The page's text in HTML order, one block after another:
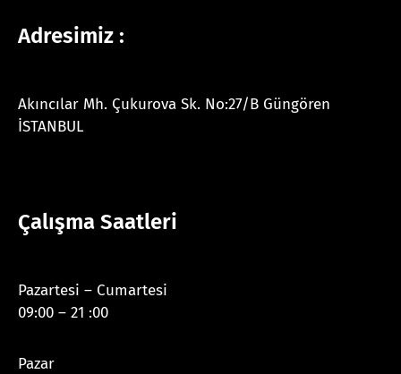
Adresimiz :
Akıncılar Mh. Çukurova Sk. No:27/B Güngören
İSTANBUL
Çalışma Saatleri
Pazartesi – Cumartesi
09:00 – 21 :00
Pazar